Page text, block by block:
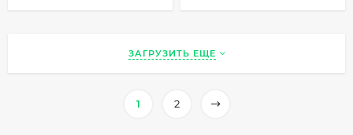
ЗАГРУЗИТЬ ЕЩЕ
1 2